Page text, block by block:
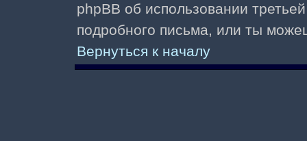
phpBB об использовании
подробного письма, или ты
Вернуться к началу